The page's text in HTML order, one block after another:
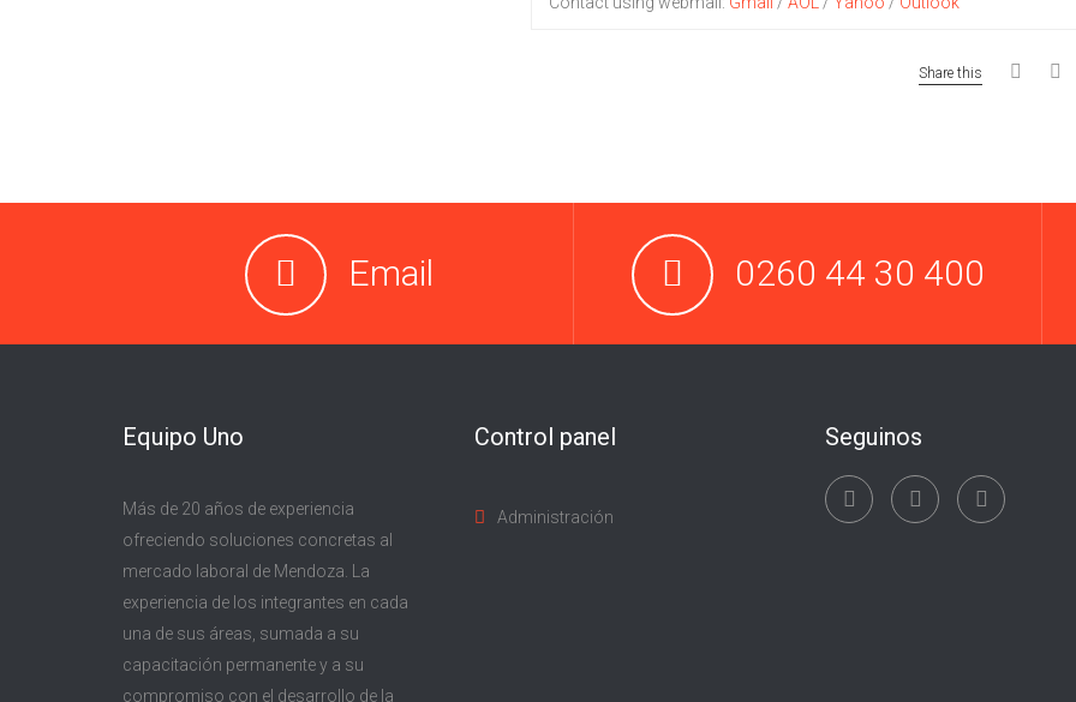
Share this
Email 0260 44 30 400
Equipo Uno
Más de 20 años de experiencia
ofreciendo soluciones concretas al
mercado laboral de Mendoza. La
experiencia de los integrantes en cada
una de sus áreas, sumada a su
capacitación permanente y a su
compromiso con el desarrollo de la
Control panel
Administración
Seguinos